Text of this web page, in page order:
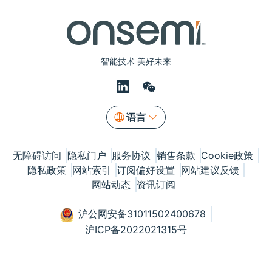
智能技术 美好未来
语言
无障碍访问 隐私门户 服务协议 销售条款 Cookie政策
隐私政策 网站索引 订阅偏好设置 网站建议反馈
网站动态 资讯订阅
沪公网安备31011502400678
沪ICP备2022021315号